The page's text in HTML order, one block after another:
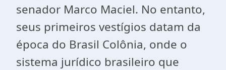
senador Marco Maciel. No entanto,
seus primeiros vestígios datam da
época do Brasil Colônia, onde o
sistema jurídico brasileiro que